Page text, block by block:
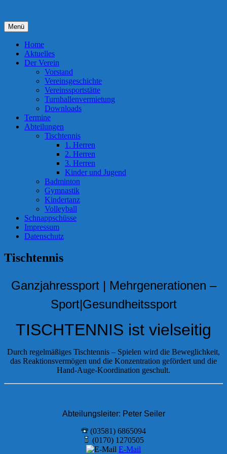
springen
Menü
Home
Aktuelles
Der Verein
Vorstand
Vereinsgeschichte
Vereinssportstätte
Turnhallenvermietung
Downloads
Termine
Abteilungen
Tischtennis
1. Herren
2. Herren
3. Herren
Kinder und Jugend
Badminton
Gymnastik
Kindertanz
Volleyball
Schnappschüsse
Impressum
Datenschutz
Tischtennis
Ganzjahressport | Mehrgenerationen –
Sport|Gesundheitssport
TISCHTENNIS ist vielseitig
Durch regelmäßiges Tischtennis – Spielen wird die Beweglichkeit,
das Reaktionsvermögen und die Konzentration gefördert und die
Hand-Auge-Koordination geschult.
Abteilungsleiter: Peter Seiler
(03581) 6865094
(0170) 1270505
E-Mail